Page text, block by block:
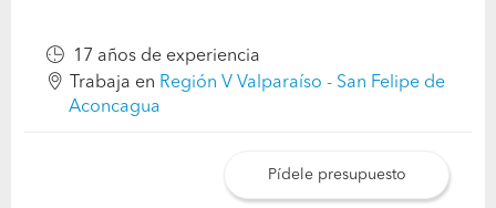
17 años de experiencia
Trabaja en Región V Valparaíso - San Felipe de
Aconcagua
Pídele presupuesto